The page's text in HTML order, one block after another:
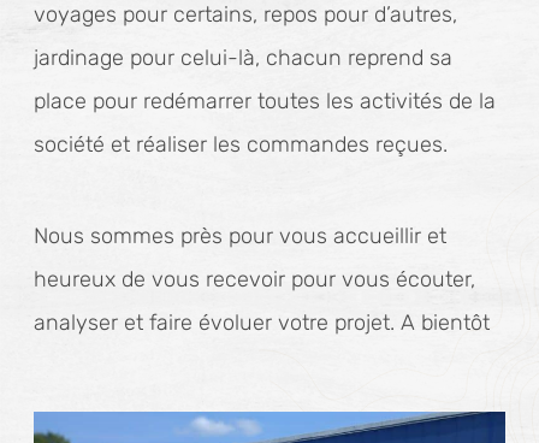
voyages pour certains, repos pour d’autres,
jardinage pour celui-là, chacun reprend sa
place pour redémarrer toutes les activités de la
société et réaliser les commandes reçues.
Nous sommes près pour vous accueillir et
heureux de vous recevoir pour vous écouter,
analyser et faire évoluer votre projet. A bientôt